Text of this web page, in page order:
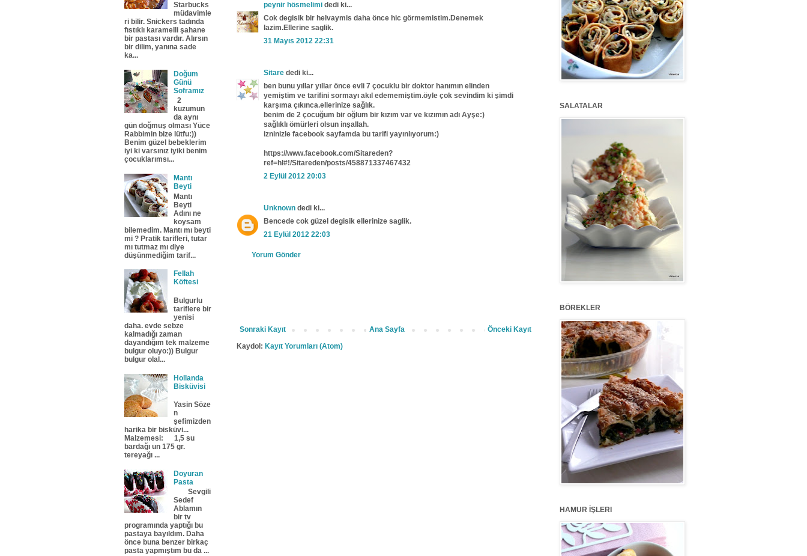
peynir hösmelimi dedi ki...
Cok degisik bir helvaymis daha önce hic görmemistim.Denemek
lazim.Ellerine saglik.
31 Mayıs 2012 22:31
Sitare dedi ki...
ben bunu yıllar yıllar önce evli 7 çocuklu bir doktor hanımın elinden
yemiştim ve tarifini sormayı akıl edememiştim.öyle çok sevindim ki şimdi
karşıma çıkınca.ellerinize sağlık.
benim de 2 çocuğum bir oğlum bir kızım var ve kızımın adı Ayşe:)
sağlıklı ömürleri olsun inşallah.
izninizle facebook sayfamda bu tarifi yayınlıyorum:)
https://www.facebook.com/Sitareden?
ref=hl#!/Sitareden/posts/458871337467432
2 Eylül 2012 20:03
Unknown dedi ki...
Bencede cok güzel degisik ellerinize saglik.
21 Eylül 2012 22:03
Yorum Gönder
Sonraki Kayıt Önceki Kayıt
Ana Sayfa
Kaydol: Kayıt Yorumları (Atom)
Starbucks
müdavimle
ri bilir. Snickers tadında
fıstıklı karamelli şahane
bir pastası vardır. Alırsın
bir dilim, yanına sade
ka...
Doğum
Günü
Soframız
2
kuzumun
da aynı
gün doğmuş olması Yüce
Rabbimin bize lütfu:))
Benim güzel bebeklerim
iyi ki varsınız iyiki benim
çocuklarımsı...
Mantı
Beyti
Mantı
Beyti
Adını ne
koysam
bilemedim. Mantı mı beyti
mi ? Pratik tarifleri, tutar
mı tutmaz mı diye
düşünmediğim tarif...
Fellah
Köftesi
Bulgurlu
tariflere bir
yenisi
daha. evde sebze
kalmadığı zaman
dayandığım tek malzeme
bulgur oluyo:)) Bulgur
bulgur olal...
Hollanda
Bisküvisi
Yasin Söze
n
şefimizden
harika bir bisküvi...
Malzemesi: 1,5 su
bardağı un 175 gr.
tereyağı ...
Doyuran
Pasta
Sevgili
Sedef
Ablamın
bir tv
programında yaptığı bu
pastaya bayıldım. Daha
önce buna benzer birkaç
pasta yapmıştım bu da ...
SALATALAR
BÖREKLER
HAMUR İŞLERI